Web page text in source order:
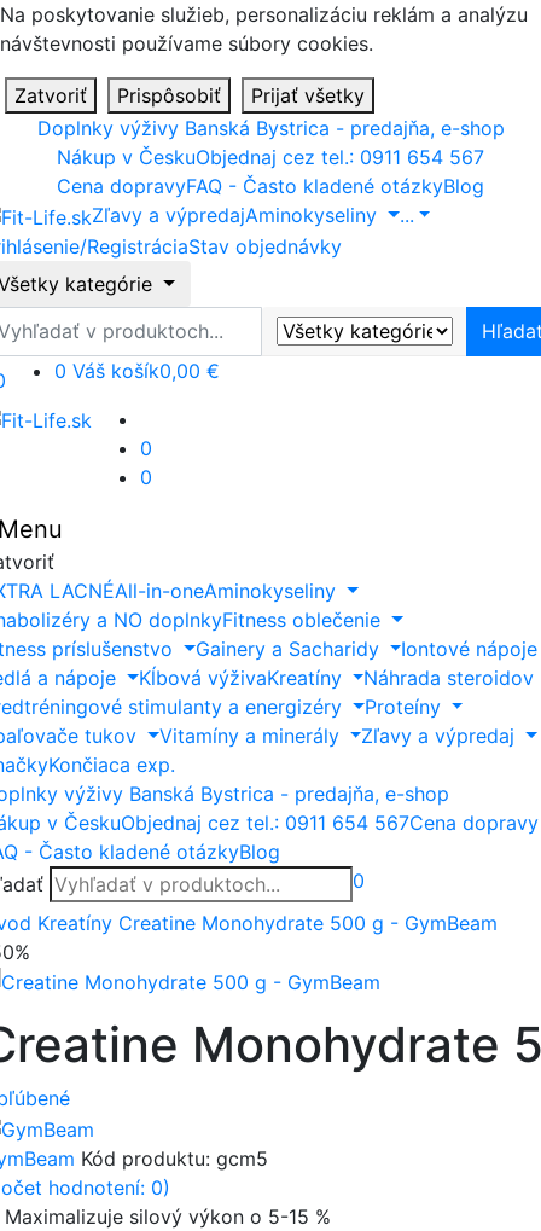
Na poskytovanie služieb, personalizáciu reklám a analýzu
návštevnosti používame súbory cookies.
Zatvoriť Prispôsobiť
Prijať všetky
Doplnky výživy Banská Bystrica - predajňa, e-shop
Nákup v ČeskuObjednaj cez tel.: 0911 654 567
Cena dopravyFAQ - Často kladené otázkyBlog
Zľavy a výpredajAminokyseliny
...
RegistráciaStav objednávky
kategórie
0 Váš košík0,00 €
0
0
LACNÉAll-in-oneAminokyseliny
a NO doplnkyFitness oblečenie
príslušenstvo
Gainery a Sacharidy
Iontové nápoje
a nápoje
Kĺbová výživaKreatíny
Náhrada steroidov
stimulanty a energizéry
Proteíny
tukov
Vitamíny a minerály
Zľavy a výpredaj
Končiaca exp.
výživy Banská Bystrica - predajňa, e-shop
v ČeskuObjednaj cez tel.: 0911 654 567Cena dopravy
- Často kladené otázkyBlog
0
Kreatíny Creatine Monohydrate 500 g - GymBeam
Monohydrate
Kód produktu: gcm5
hodnotení: 0)
Maximalizuje silový výkon o 5-15 %